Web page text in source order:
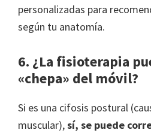
personalizadas para
según tu anatomía.
6. ¿La fisioterapia
«chepa» del móvil?
Si es una cifosis postural
muscular),sí, se puede